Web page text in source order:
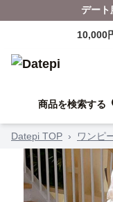
デート
10,000
商品を検索する
Datepi TOP › ワンピ